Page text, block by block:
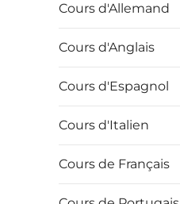
Cours d'Allemand
Cours d'Anglais
Cours d'Espagnol
Cours d'Italien
Cours de Français